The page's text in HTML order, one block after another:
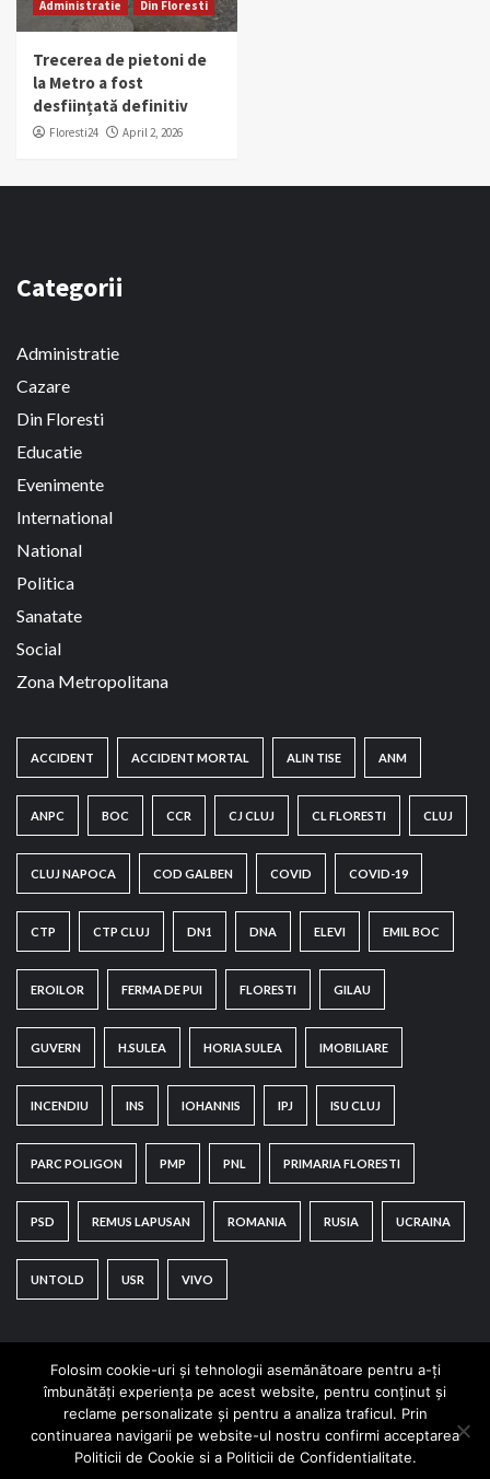
Administratie Din Floresti
Trecerea de pietoni de
la Metro a fost
desființată definitiv
Floresti24 April 2, 2026
Categorii
Administratie
Cazare
Din Floresti
Educatie
Evenimente
International
National
Politica
Sanatate
Social
Zona Metropolitana
ACCIDENT ACCIDENT MORTAL ALIN TISE ANM
ANPC BOC CCR CJ CLUJ CL FLORESTI CLUJ
CLUJ NAPOCA COD GALBEN COVID COVID-19
CTP CTP CLUJ DN1 DNA ELEVI EMIL BOC
EROILOR FERMA DE PUI FLORESTI GILAU
GUVERN H.SULEA HORIA SULEA IMOBILIARE
INCENDIU INS IOHANNIS IPJ ISU CLUJ
PARC POLIGON PMP PNL PRIMARIA FLORESTI
PSD REMUS LAPUSAN ROMANIA RUSIA UCRAINA
UNTOLD USR VIVO
Copyright © All rights reserved.|CoverNewsby AF
Folosim cookie-uri și tehnologii asemănătoare pentru a-ți
îmbunătăți experiența pe acest website, pentru conținut și
reclame personalizate și pentru a analiza traficul. Prin
continuarea navigarii pe website-ul nostru confirmi acceptarea
Politicii de Cookie si a Politicii de Confidentialitate.